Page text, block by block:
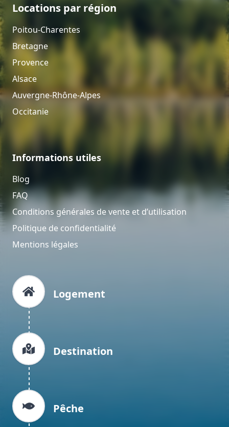
Locations par région
Poitou-Charentes
Bretagne
Provence
Alsace
Auvergne-Rhône-Alpes
Occitanie
Informations utiles
Blog
FAQ
Conditions générales de vente et d’utilisation
Politique de confidentialité
Mentions légales
Logement
Destination
Pêche